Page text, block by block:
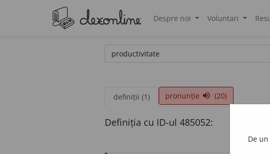
Despre noi Voluntari
definiții (1) pronunție volume_up (20)
Definiția cu ID-ul 485052:
De